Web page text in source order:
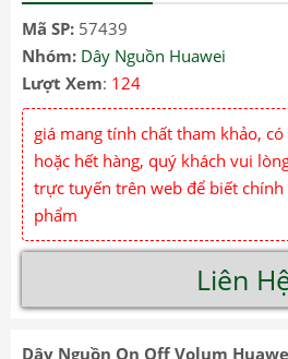
Mã SP: 57439
Nhóm: Dây Nguồn Huawei
Lượt Xem: 124
giá mang tính chất tham khảo, có
hoặc hết hàng, quý khách vui
trực tuyến trên web để biết chính
phẩm
Liên
Dây Nguồn On Off Volum